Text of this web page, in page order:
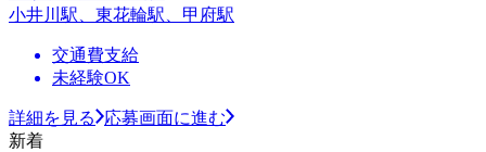
小井川駅、東花輪駅、甲府駅
交通費支給
未経験OK
詳細を見る
応募画面に進む
新着